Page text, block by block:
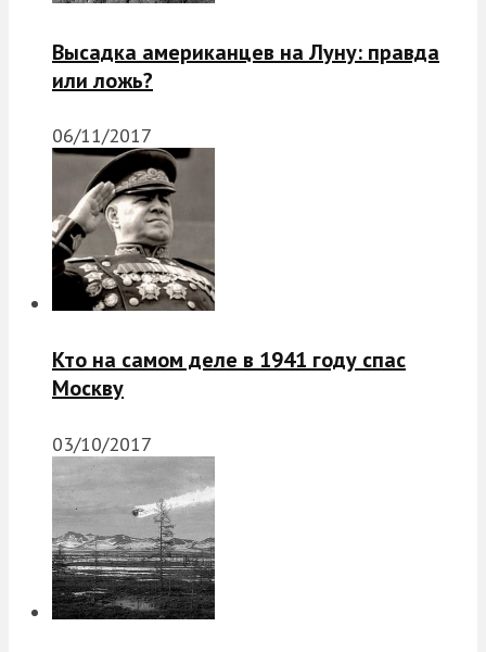
Высадка американцев на Луну: правда
или ложь?
06/11/2017
Кто на самом деле в 1941 году спас
Москву
03/10/2017